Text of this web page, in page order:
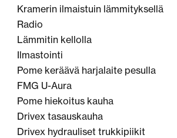
Kramerin ilmaistuin lämmityksellä
Radio
Lämmitin kellolla
Ilmastointi
Pome keräävä harjalaite pesulla
FMG U-Aura
Pome hiekoitus kauha
Drivex tasauskauha
Drivex hydrauliset trukkipiikit